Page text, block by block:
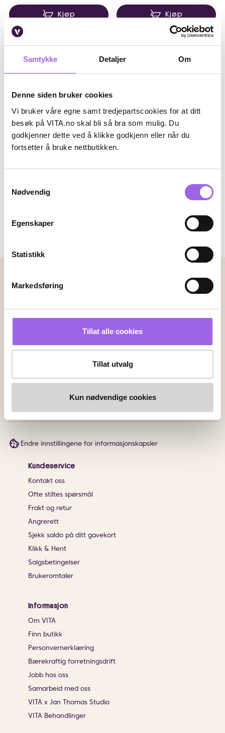
Samtykke Detaljer Om
Denne siden bruker cookies
Vi bruker våre egne samt tredjepartscookies for at ditt
besøk på VITA.no skal bli så bra som mulig. Du
godkjenner dette ved å klikke godkjenn eller når du
fortsetter å bruke nettbutikken.
Nødvendig
Egenskaper
Statistikk
Markedsføring
Tillat alle cookies
Tillat utvalg
Kun nødvendige cookies
Kjøp Kjøp
På lager på Vita.no
Leveringsalternativer
Vi leverer med
Endre innstillingene for informasjonskapsler
Kundeservice
Kontakt oss
Ofte stiltes spørsmål
Frakt og retur
Angrerett
Sjekk saldo på ditt gavekort
Klikk & Hent
Salgsbetingelser
Brukeromtaler
Informasjon
Om VITA
Finn butikk
Personvernerklæring
Bærekraftig forretningsdrift
Jobb hos oss
Samarbeid med oss
VITA x Jan Thomas Studio
VITA Behandlinger